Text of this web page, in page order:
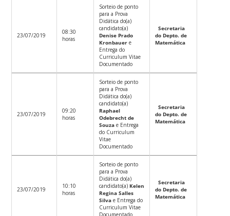
23/07/2019
08:30
horas
Sorteio de ponto
para a Prova
Didática do(a)
candidato(a)
Denise Prado
Kronbauer e
Entrega do
Curriculum Vitae
Documentado
Secretaria
do Depto. de
Matemática
23/07/2019
09:20
horas
Sorteio de ponto
para a Prova
Didática do(a)
candidato(a)
Raphael
Odebrecht de
Souza e Entrega
do Curriculum
Vitae
Documentado
Secretaria
do Depto. de
Matemática
23/07/2019
10:10
horas
Sorteio de ponto
para a Prova
Didática do(a)
candidato(a) Kelen
Regina Salles
Silva e Entrega do
Curriculum Vitae
Documentado
Secretaria
do Depto. de
Matemática